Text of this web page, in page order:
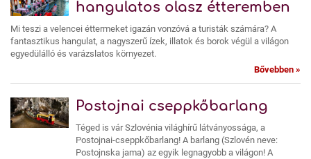
hangulatos olasz étteremben
Mi teszi a velencei éttermeket igazán vonzóvá a turisták számára? A
fantasztikus hangulat, a nagyszerű ízek, illatok és borok végül a világon
egyedülálló és varázslatos környezet.
Bővebben »
Postojnai cseppkőbarlang
Téged is vár Szlovénia világhírű látványossága, a
Postojnai-cseppkőbarlang! A barlang (Szlovén neve:
Postojnska jama) az egyik legnagyobb a világon! A